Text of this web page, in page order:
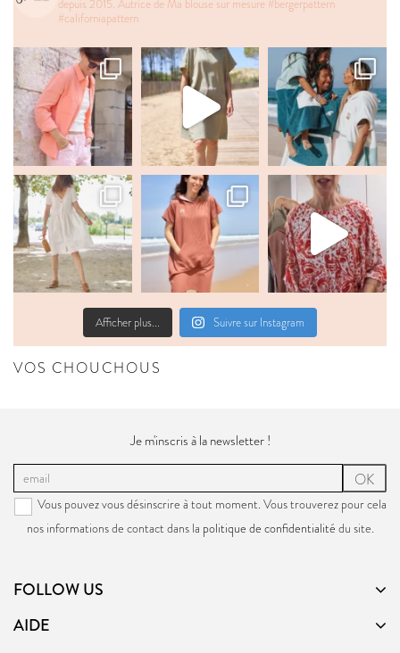
depuis 2015. Autrice de Ma blouse sur mesure #bergerpattern
#californiapattern
Afficher plus... Suivre sur Instagram
VOS CHOUCHOUS
Je m'inscris à la newsletter !
OK
Vous pouvez vous désinscrire à tout moment. Vous trouverez pour cela
nos informations de contact dans la politique de confidentialité du site.
FOLLOW US
AIDE